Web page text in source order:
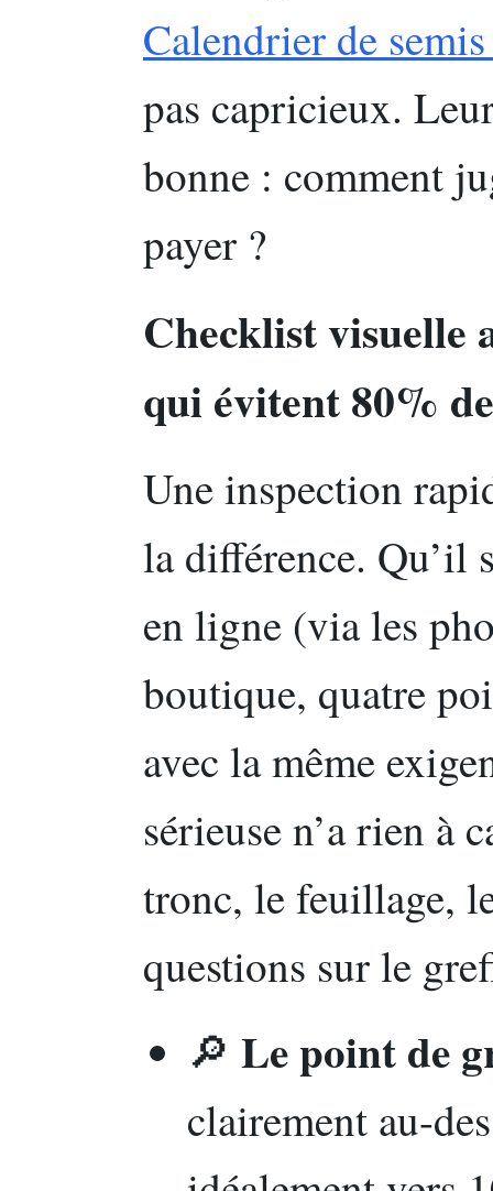
Calendrier de
pas capricieux.
bonne : comment
payer ?
Checklist visuelle
qui évitent 80%
Une inspection
la différence. Qu’il
en ligne (via les
boutique, quatre
avec la même
sérieuse n’a rien à
tronc, le feuillage,
questions sur le
🔎 Le point de
clairement au-